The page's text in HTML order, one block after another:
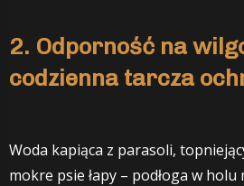
2. Odporność na
codzienna tarcza
Woda kapiąca z parasoli,
mokre psie łapy – podłoga w